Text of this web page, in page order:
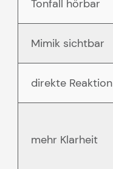
Tonfall hörbar
Mimik sichtbar
direkte Reaktion
mehr Klarheit